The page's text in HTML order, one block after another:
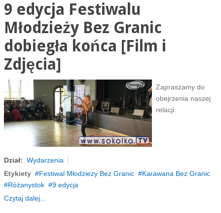
9 edycja Festiwalu
Młodzieży Bez Granic
dobiegła końca [Film i
Zdjęcia]
Zapraszamy do
obejrzenia naszej
relacji.
Dział: Wydarzenia
Etykiety
Festiwal Młodziezy Bez Granic
Karawana Bez Granic
Różanystok
9 edycja
Czytaj dalej...